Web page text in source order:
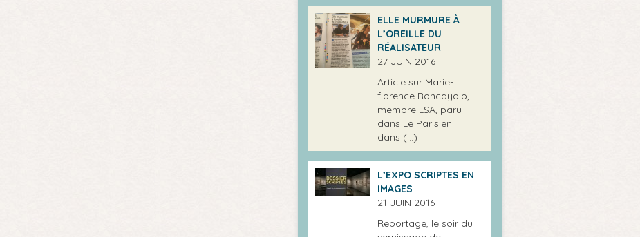
ELLE MURMURE À
L’OREILLE DU
RÉALISATEUR
27 JUIN 2016
Article sur Marie-
florence Roncayolo,
membre LSA, paru
dans Le Parisien
dans (…)
L’EXPO SCRIPTES EN
IMAGES
21 JUIN 2016
Reportage, le soir du